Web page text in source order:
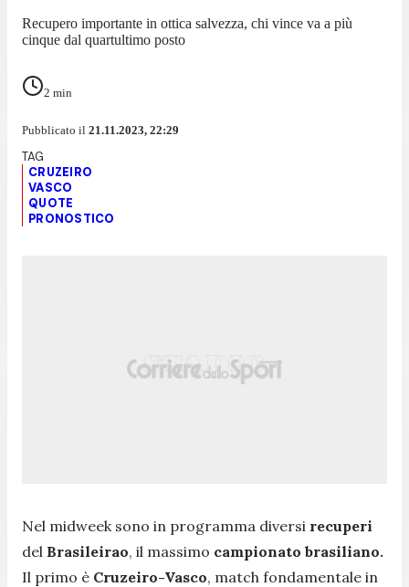
Recupero importante in ottica salvezza, chi vince va a più
cinque dal quartultimo posto
2 min
Pubblicato il 21.11.2023, 22:29
CRUZEIRO
VASCO
QUOTE
PRONOSTICO
Nel midweek sono in programma diversi recuperi
del Brasileirao, il massimo campionato brasiliano.
Il primo è Cruzeiro-Vasco, match fondamentale in